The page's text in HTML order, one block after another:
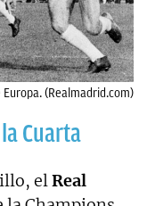
Europa. (Realmadrid.com)
Cuarta
elReal